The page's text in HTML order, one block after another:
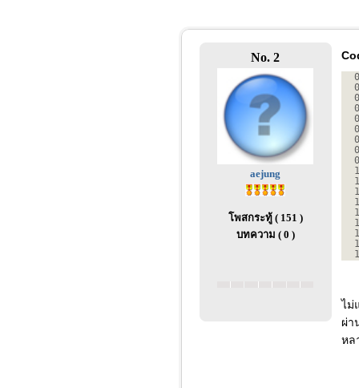
No. 2
aejung
โพสกระทู้ ( 151 )
บทความ ( 0 )
ไม่
ผ่า
หล